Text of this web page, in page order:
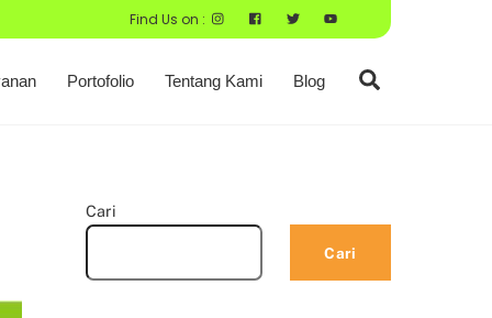
Find Us on :
Portofolio Tentang Kami Blog
Cari
Cari